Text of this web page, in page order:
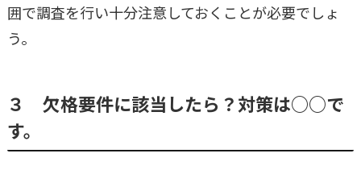
囲で調査を行い十分注意しておくことが必要でしょ
う。
３ 欠格要件に該当したら？対策は○○で
す。